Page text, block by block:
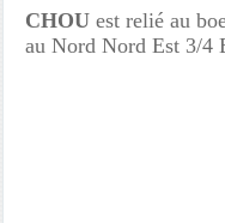
CHOU est relié au
au Nord Nord Est 3/4